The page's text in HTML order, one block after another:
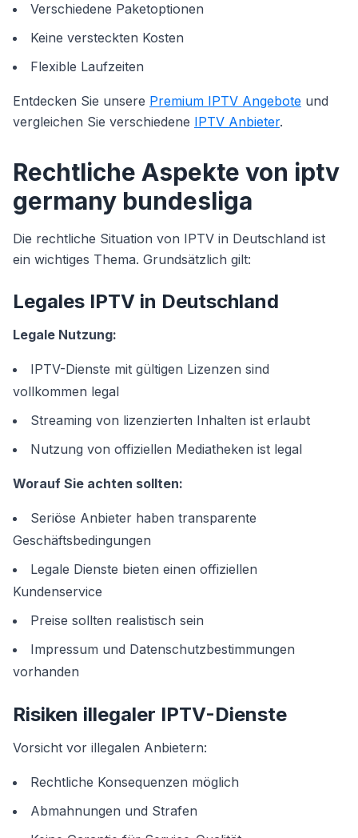
Verschiedene Paketoptionen
Keine versteckten Kosten
Flexible Laufzeiten
Entdecken Sie unsere Premium IPTV Angebote und
vergleichen Sie verschiedene IPTV Anbieter.
Rechtliche Aspekte von iptv
germany bundesliga
Die rechtliche Situation von IPTV in Deutschland ist
ein wichtiges Thema. Grundsätzlich gilt:
Legales IPTV in Deutschland
Legale Nutzung:
IPTV-Dienste mit gültigen Lizenzen sind
vollkommen legal
Streaming von lizenzierten Inhalten ist erlaubt
Nutzung von offiziellen Mediatheken ist legal
Worauf Sie achten sollten:
Seriöse Anbieter haben transparente
Geschäftsbedingungen
Legale Dienste bieten einen offiziellen
Kundenservice
Preise sollten realistisch sein
Impressum und Datenschutzbestimmungen
vorhanden
Risiken illegaler IPTV-Dienste
Vorsicht vor illegalen Anbietern:
Rechtliche Konsequenzen möglich
Abmahnungen und Strafen